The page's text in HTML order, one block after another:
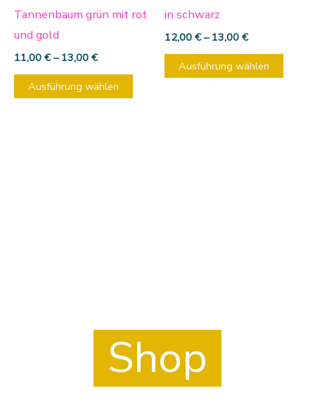
Tannenbaum grün mit rot
und gold
11,00 €– 13,00 €
Ausführung wählen
auf
Produktseite
gewählt
in schwarz
12,00 €– 13,00 €
Ausführung wählen
Shop